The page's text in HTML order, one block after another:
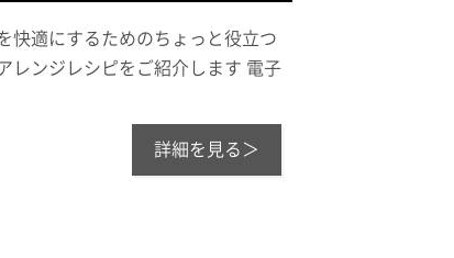
快適にするためのちょっと役立つ
レンジレシピをご紹介します 電子
詳細を見る＞